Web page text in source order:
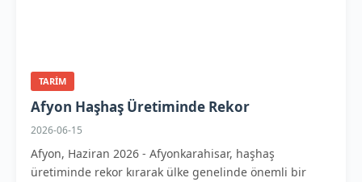
TARIM
Afyon Haşhaş Üretiminde Rekor
2026-06-15
Afyon, Haziran 2026 - Afyonkarahisar, haşhaş
üretiminde rekor kırarak ülke genelinde önemli bir